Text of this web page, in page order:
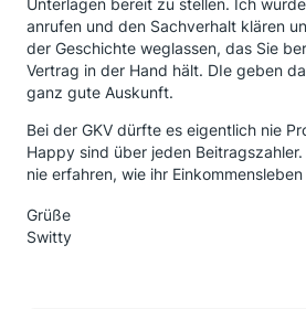
Unterlagen bereit zu stellen. Ich
anrufen und den Sachverhalt klären
der Geschichte weglassen, das Sie
Vertrag in der Hand hält. DIe geben
ganz gute Auskunft.
Bei der GKV dürfte es eigentlich nie
Happy sind über jeden
nie erfahren, wie ihr
Grüße
Switty